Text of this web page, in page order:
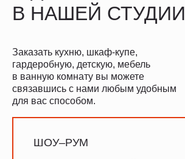
ШОУ–РУМ
В НАШЕЙ СТУДИИ
Заказать кухню, шкаф-купе,
гардеробную, детскую, мебель
в ванную комнату вы можете
связавшись с нами любым удобным
для вас способом.